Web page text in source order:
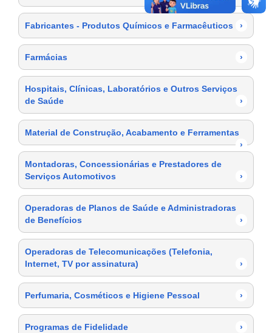
Fabricantes - Produtos Químicos e Farmacêuticos ›
Farmácias ›
Hospitais, Clínicas, Laboratórios e Outros Serviços
de Saúde
›
Material de Construção, Acabamento e Ferramentas
›
Montadoras, Concessionárias e Prestadores de
Serviços Automotivos
›
Operadoras de Planos de Saúde e Administradoras
de Benefícios
›
Operadoras de Telecomunicações (Telefonia,
Internet, TV por assinatura)
›
Perfumaria, Cosméticos e Higiene Pessoal ›
Programas de Fidelidade ›